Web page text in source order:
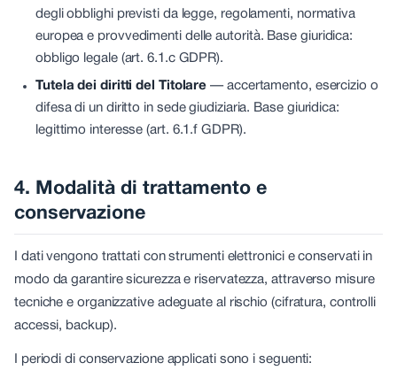
degli obblighi previsti da legge, regolamenti, normativa
europea e provvedimenti delle autorità. Base giuridica:
obbligo legale (art. 6.1.c GDPR).
Tutela dei diritti del Titolare — accertamento, esercizio o
difesa di un diritto in sede giudiziaria. Base giuridica:
legittimo interesse (art. 6.1.f GDPR).
4. Modalità di trattamento e
conservazione
I dati vengono trattati con strumenti elettronici e conservati in
modo da garantire sicurezza e riservatezza, attraverso misure
tecniche e organizzative adeguate al rischio (cifratura, controlli
accessi, backup).
I periodi di conservazione applicati sono i seguenti: